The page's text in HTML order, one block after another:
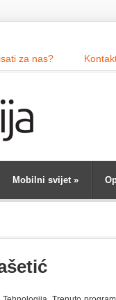
za nas?
Mobilni svijet»